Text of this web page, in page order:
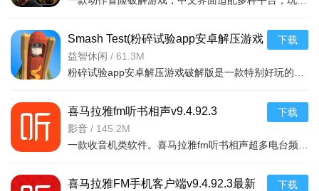
Smash Test(粉碎试验app安卓解压游戏
破解版)v1.2
益智休闲 / 61.3M
下载
喜马拉雅fm听书相声v9.4.92.3
影音 / 145.2M
下载
喜马拉雅FM手机客户端v9.4.92.3最新
下载